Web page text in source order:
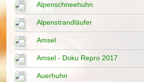
Alpenschneehuhn
Alpenstrandläufer
Amsel
Amsel - Doku Repro 2017
Auerhuhn